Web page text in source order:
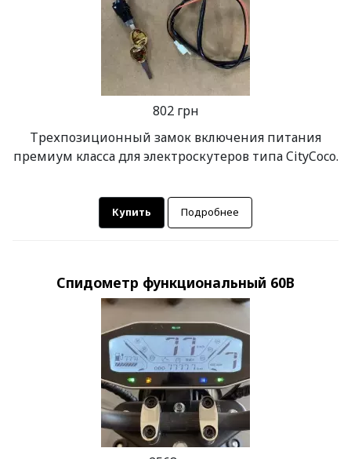
802 грн
Трехпозиционный замок включения питания
премиум класса для электроскутеров типа CityCoco.
Купить Подробнее
Спидометр функциональный 60В